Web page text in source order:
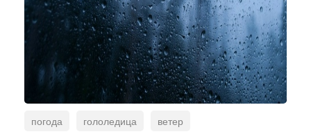
погода гололедица
ветер